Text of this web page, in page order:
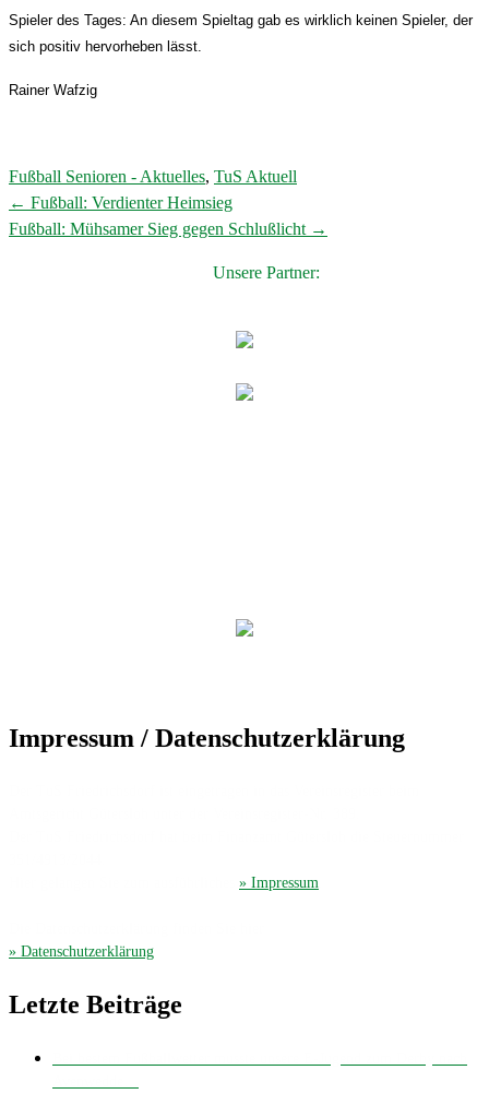
Spieler des Tages: An diesem Spieltag gab es wirklich keinen Spieler, der
sich positiv hervorheben lässt.
Rainer Wafzig
Fußball Senioren - Aktuelles, TuS Aktuell
Post
← Fußball: Verdienter Heimsieg
Fußball: Mühsamer Sieg gegen Schlußlicht →
Unsere Partner:
Impressum / Datenschutzerklärung
» Impressum
» Datenschutzerklärung
Letzte Beiträge